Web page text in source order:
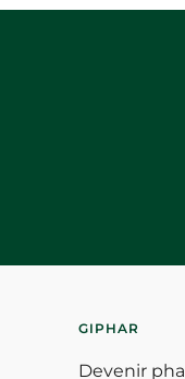
GIPHAR
Devenir